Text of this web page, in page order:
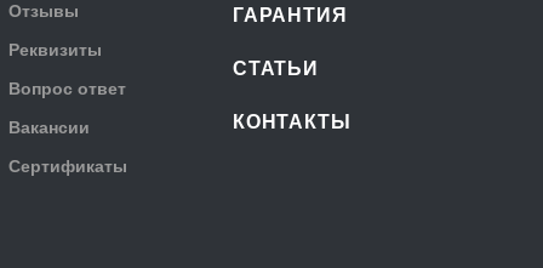
Отзывы
Реквизиты
Вопрос ответ
Вакансии
Сертификаты
ГАРАНТИЯ
СТАТЬИ
КОНТАКТЫ